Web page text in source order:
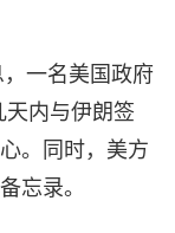
一名美国政府
内与伊朗签
。同时，美方
忘录。